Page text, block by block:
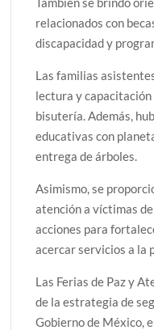
relacionados con
discapacidad y
Las familias
lectura y
bisutería. Además,
educativas con
entrega de árboles.
Asimismo, se
atención a víctimas
acciones para
acercar servicios a la
Las Ferias de Paz y
de la estrategia de
Gobierno de México,